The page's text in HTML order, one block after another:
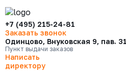
+7 (495) 215-24-81
Заказать звонок
Одинцово, Внуковская 9, пав. 31
Пункт выдачи заказов
Написать
директору